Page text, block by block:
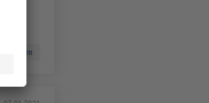
Mehr lesen